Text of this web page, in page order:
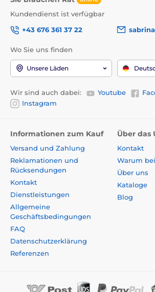
Kundendienst ist verfügbar
+43 676 361 37 22
Wo Sie uns finden
Unsere Läden
Wir sind auch dabei: Youtube
Instagram
Informationen zum Kauf
Versand und Zahlung
Reklamationen und
Rücksendungen
Kontakt
Dienstleistungen
Allgemeine
Geschäftsbedingungen
FAQ
Datenschutzerklärung
Referenzen
Über das
Kontakt
Warum
Über uns
Kataloge
Blog